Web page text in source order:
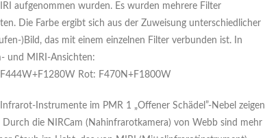
aufgenommen wurden. Es wurden mehrere Filter
Die Farbe ergibt sich aus der Zuweisung unterschiedlicher
)Bild, das mit einem einzelnen Filter verbunden ist. In
und MIRI-Ansichten:
Rot: F470N+F1800W
Instrumente im PMR 1 „Offener Schädel”-Nebel zeigen
die NIRCam (Nahinfrarotkamera) von Webb sind mehr